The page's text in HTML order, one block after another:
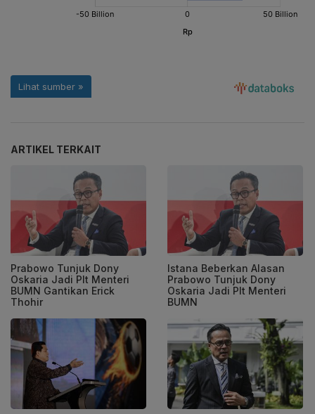
ARTIKEL TERKAIT
Prabowo Tunjuk Dony
Oskaria Jadi Plt Menteri
BUMN Gantikan Erick
Thohir
Istana Beberkan Alasan
Prabowo Tunjuk Dony
Oskaria Jadi Plt Menteri
BUMN